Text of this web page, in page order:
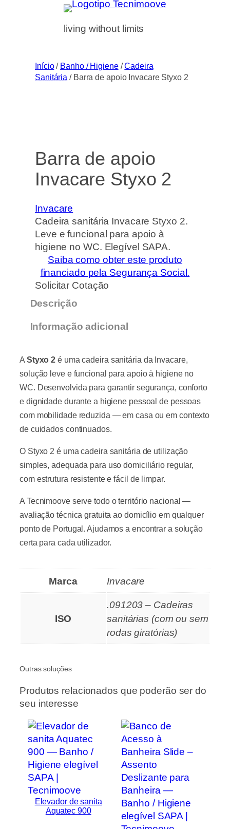
living without limits
Início/ Banho / Higiene/Cadeira
Sanitária / Barra de apoio Invacare Styxo 2
Barra de apoio
Invacare Styxo 2
Invacare
Cadeira sanitária Invacare Styxo 2.
Leve e funcional para apoio à
higiene no WC. Elegível SAPA.
Saiba como obter este produto
financiado pela Segurança Social.
Solicitar Cotação
Descrição
Informação adicional
A Styxo 2 é uma cadeira sanitária da Invacare,
solução leve e funcional para apoio à higiene no
WC. Desenvolvida para garantir segurança, conforto
e dignidade durante a higiene pessoal de pessoas
com mobilidade reduzida — em casa ou em contexto
de cuidados continuados.
O Styxo 2 é uma cadeira sanitária de utilização
simples, adequada para uso domiciliário regular,
com estrutura resistente e fácil de limpar.
A Tecnimoove serve todo o território nacional —
avaliação técnica gratuita ao domicílio em qualquer
ponto de Portugal. Ajudamos a encontrar a solução
certa para cada utilizador.
Marca Invacare
ISO
.091203 – Cadeiras
sanitárias (com ou sem
rodas giratórias)
Outras soluções
Produtos relacionados que poderão ser do
seu interesse
Elevador de sanita
Aquatec 900